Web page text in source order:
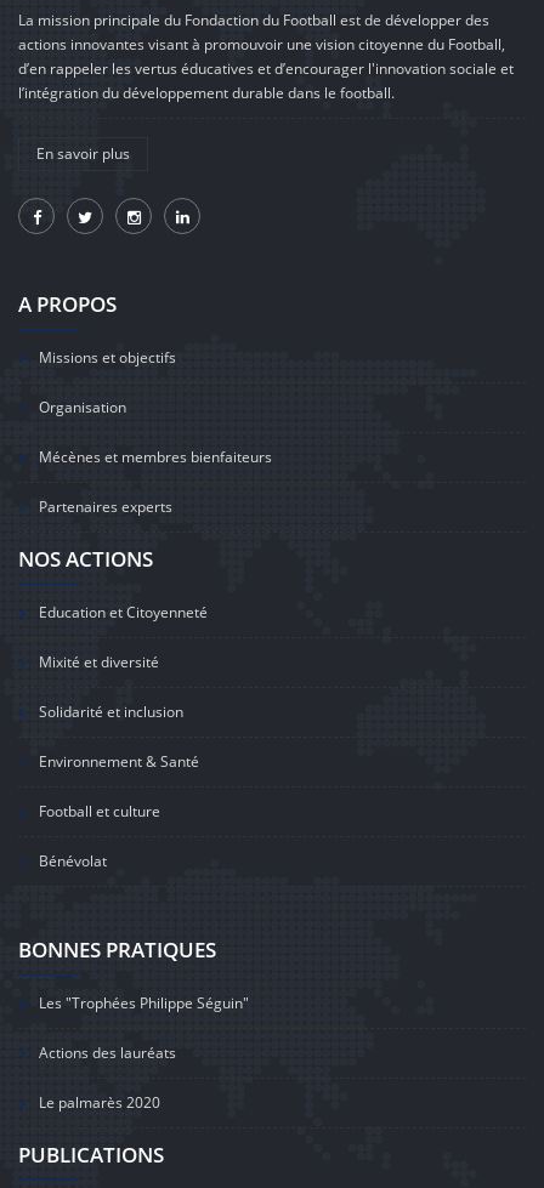
La mission principale du Fondaction du Football est de développer des
actions innovantes visant à promouvoir une vision citoyenne du Football,
d’en rappeler les vertus éducatives et d’encourager l'innovation sociale et
l’intégration du développement durable dans le football.
En savoir plus
A PROPOS
Missions et objectifs
Organisation
Mécènes et membres bienfaiteurs
Partenaires experts
NOS ACTIONS
Education et Citoyenneté
Mixité et diversité
Solidarité et inclusion
Environnement & Santé
Football et culture
Bénévolat
BONNES PRATIQUES
Les "Trophées Philippe Séguin"
Actions des lauréats
Le palmarès 2020
PUBLICATIONS